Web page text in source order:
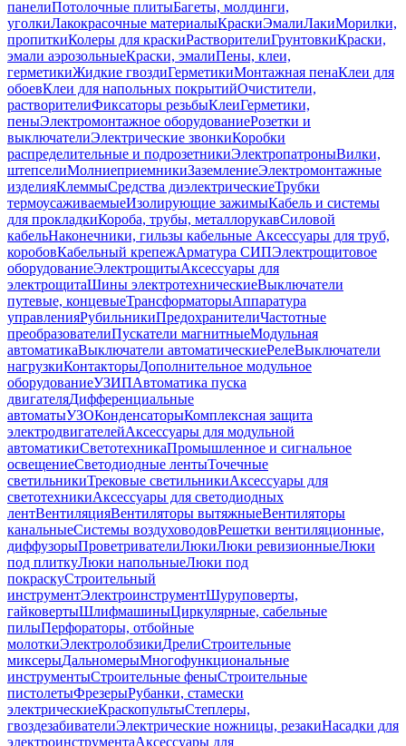
панелиПотолочные плитыБагеты, молдинги,
уголкиЛакокрасочные материалыКраскиЭмалиЛакиМорилки,
пропиткиКолеры для краскиРастворителиГрунтовкиКраски,
эмали аэрозольныеКраски, эмалиПены, клеи,
герметикиЖидкие гвоздиГерметикиМонтажная пенаКлеи для
обоевКлеи для напольных покрытийОчистители,
растворителиФиксаторы резьбыКлеиГерметики,
пеныЭлектромонтажное оборудованиеРозетки и
выключателиЭлектрические звонкиКоробки
распределительные и подрозетникиЭлектропатроныВилки,
штепселиМолниеприемникиЗаземлениеЭлектромонтажные
изделияКлеммыСредства диэлектрическиеТрубки
термоусаживаемыеИзолирующие зажимыКабель и системы
для прокладкиКороба, трубы, металлорукавСиловой
кабельНаконечники, гильзы кабельные Аксессуары для труб,
коробовКабельный крепежАрматура СИПЭлектрощитовое
оборудованиеЭлектрощитыАксессуары для
электрощитаШины электротехническиеВыключатели
путевые, концевыеТрансформаторыАппаратура
управленияРубильникиПредохранителиЧастотные
преобразователиПускатели магнитныеМодульная
автоматикаВыключатели автоматическиеРелеВыключатели
нагрузкиКонтакторыДополнительное модульное
оборудованиеУЗИПАвтоматика пуска
двигателяДифференциальные
автоматыУЗОКонденсаторыКомплексная защита
электродвигателейАксессуары для модульной
автоматикиСветотехникаПромышленное и сигнальное
освещениеСветодиодные лентыТочечные
светильникиТрековые светильникиАксессуары для
светотехникиАксессуары для светодиодных
лентВентиляцияВентиляторы вытяжныеВентиляторы
канальныеСистемы воздуховодовРешетки вентиляционные,
диффузорыПроветривателиЛюкиЛюки ревизионныеЛюки
под плиткуЛюки напольныеЛюки под
покраскуСтроительный
инструментЭлектроинструментШуруповерты,
гайковертыШлифмашиныЦиркулярные, сабельные
пилыПерфораторы, отбойные
молоткиЭлектролобзикиДрелиСтроительные
миксерыДальномерыМногофункциональные
инструментыСтроительные феныСтроительные
пистолетыФрезерыРубанки, стамески
электрическиеКраскопультыСтеплеры,
гвоздезабивателиЭлектрические ножницы, резакиНасадки для
электроинструментаАксессуары для